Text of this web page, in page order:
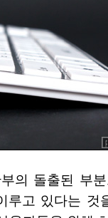
의 돌출된 부
루고 있다는 것